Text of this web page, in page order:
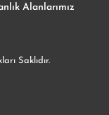
Alanlarımız
Saklıdır.